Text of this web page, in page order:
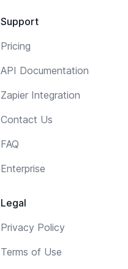
Support
Pricing
API Documentation
Zapier Integration
Contact Us
FAQ
Enterprise
Legal
Privacy Policy
Terms of Use